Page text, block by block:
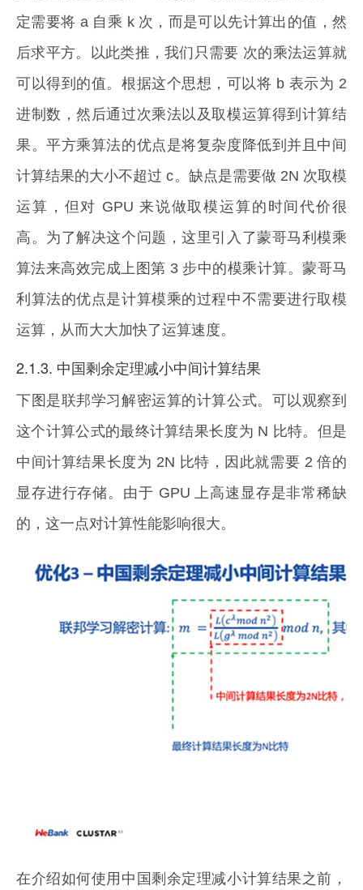
定需要将 a 自乘 k 次，而是可以先计算出的值，然
后求平方。以此类推，我们只需要 次的乘法运算就
可以得到的值。根据这个思想，可以将 b 表示为 2
进制数，然后通过次乘法以及取模运算得到计算结
果。平方乘算法的优点是将复杂度降低到并且中间
计算结果的大小不超过 c。缺点是需要做 2N 次取模
运算，但对 GPU 来说做取模运算的时间代价很
高。为了解决这个问题，这里引入了蒙哥马利模乘
算法来高效完成上图第 3 步中的模乘计算。蒙哥马
利算法的优点是计算模乘的过程中不需要进行取模
运算，从而大大加快了运算速度。
2.1.3. 中国剩余定理减小中间计算结果
下图是联邦学习解密运算的计算公式。可以观察到
这个计算公式的最终计算结果长度为 N 比特。但是
中间计算结果长度为 2N 比特，因此就需要 2 倍的
显存进行存储。由于 GPU 上高速显存是非常稀缺
的，这一点对计算性能影响很大。
在介绍如何使用中国剩余定理减小计算结果之前，